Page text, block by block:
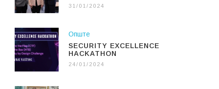
31/01/2024
Опште
SECURITY EXCELLENCE
HACKATHON
24/01/2024